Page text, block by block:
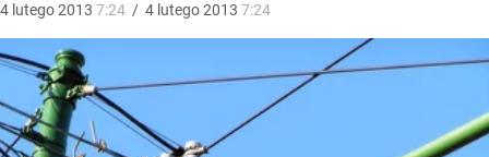
4 lutego2013 7:24 / 4 lutego2013 7:24